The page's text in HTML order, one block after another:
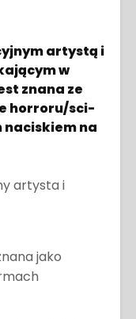
artystą i
w
znana ze
horroru/sci-
naciskiem na
artysta i
jako